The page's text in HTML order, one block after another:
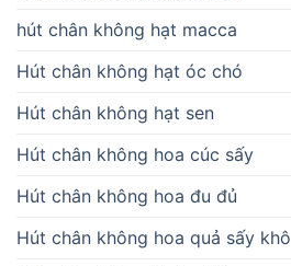
hút chân không hạt macca
Hút chân không hạt óc chó
Hút chân không hạt sen
Hút chân không hoa cúc sấy
Hút chân không hoa đu đủ
Hút chân không hoa quả sấy khô